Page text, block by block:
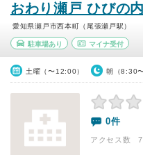
おわり瀬戸 ひびの
愛知県瀬戸市西本町（尾張瀬戸駅）
駐車場あり マイナ受付
土曜（〜12:00） 朝（8:30〜
0件
アクセス数 7